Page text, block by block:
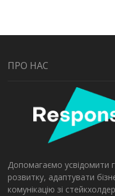
ПРО НАС
Допомагаємо усвідомити
розвитку, адаптувати
комунікацію зі